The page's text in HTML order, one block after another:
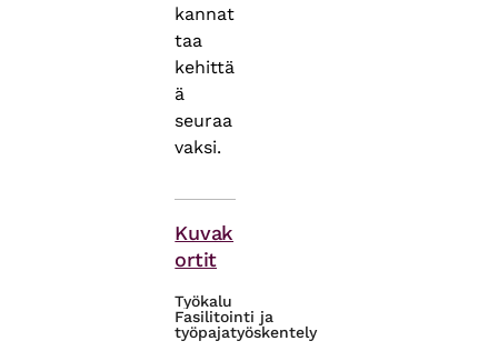
kannat
taa
kehittä
ä
seuraa
vaksi.
Kuvak
ortit
Työkalu
Fasilitointi ja
työpajatyöskentely